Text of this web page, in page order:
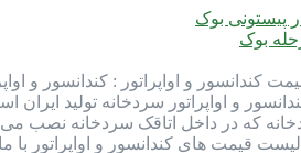
پیستونی بوک
بوک
کندانسور و اواپراتور : کندانسور و
و اواپراتور سردخانه تولید
که در داخل اتاقک سردخانه نصب